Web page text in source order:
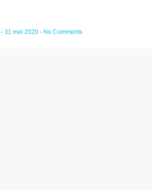
- 31 mei 2020 - No Comments